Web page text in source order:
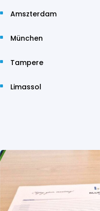
Amszterdam
München
Tampere
Limassol